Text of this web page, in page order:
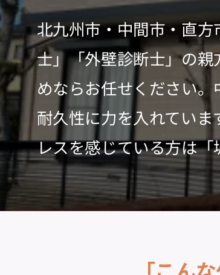
北九州市・中間市・直
士」「外壁診断士」の
めならお任せください
耐久性に力を入れてい
レスを感じている方は